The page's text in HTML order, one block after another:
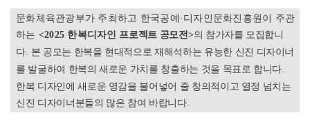
문화체육관광부가 주최하고 한국공예 · 디자인문화진흥원이 주관
하는 <2025 한복디자인 프로젝트 공모전>의 참가자를 모집합니
다. 본 공모는 한복을 현대적으로 재해석하는 유능한 신진 디자이너
를 발굴하여 한복의 새로운 가치를 창출하는 것을 목표로 합니다
한복 디자인에 새로운 영감을 불어넣어 줄 창의적이고 열정 넘치는
신진 디자이너분들의 많은 참여 바랍니다.